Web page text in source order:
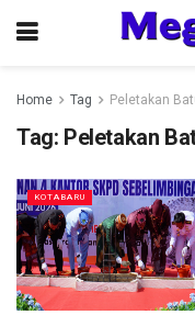
Home Tag Peletakan
Tag: Peletakan
KOTABARU